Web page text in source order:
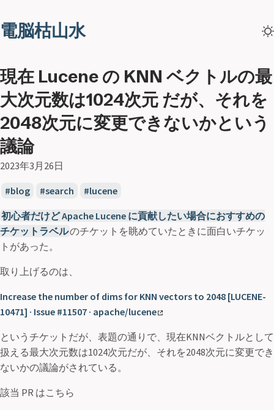
電脳枯山水
現在 Lucene の KNN ベクトルの最
大次元数は1024次元 だが、それを
2048次元に変更できないかという
議論
2023年3月26日
blog search lucene
初心者だけど Apache Lucene に貢献したい場合におすすめの
チケットラベルのチケットを眺めていたときに面白いチケッ
トがあった。
取り上げるのは、
Increase the number of dims for KNN vectors to 2048 [LUCENE-
10471] · Issue #11507 · apache/lucene
というチケットだが、表題の通りで、現在KNNベクトルとして
扱える最大次元数は1024次元だが、それを2048次元に変更でき
ないかの議論がされている。
該当 PR はこちら